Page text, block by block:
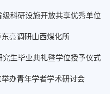
科研设施开放共享优秀单位
亮调研山西煤化所
生毕业典礼暨学位授予仪式
办青年学者学术研讨会